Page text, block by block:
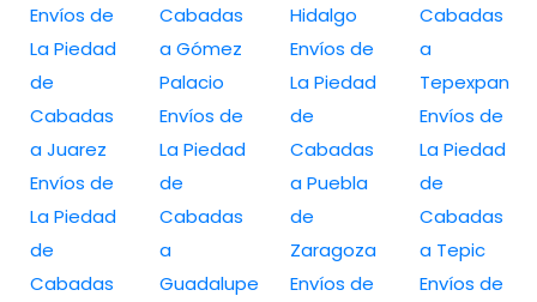
Envíos de
La Piedad
de
Cabadas
a Juarez
Envíos de
La Piedad
de
Cabadas
Cabadas
a Gómez
Palacio
Envíos de
La Piedad
de
Cabadas
a
Guadalupe
Hidalgo
Envíos de
La Piedad
de
Cabadas
a Puebla
de
Zaragoza
Envíos de
Cabadas
a
Tepexpan
Envíos de
La Piedad
de
Cabadas
a Tepic
Envíos de